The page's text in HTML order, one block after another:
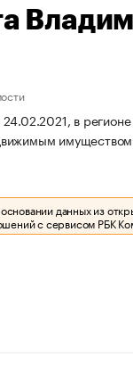
в
данных из
с сервисом РБК